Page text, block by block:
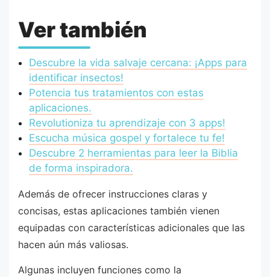
Ver también
Descubre la vida salvaje cercana: ¡Apps para
identificar insectos!
Potencia tus tratamientos con estas
aplicaciones.
Revolutioniza tu aprendizaje con 3 apps!
Escucha música gospel y fortalece tu fe!
Descubre 2 herramientas para leer la Biblia
de forma inspiradora.
Además de ofrecer instrucciones claras y
concisas, estas aplicaciones también vienen
equipadas con características adicionales que las
hacen aún más valiosas.
Algunas incluyen funciones como la